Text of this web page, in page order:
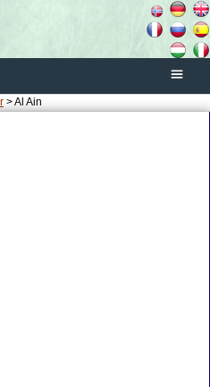
> Al Ain